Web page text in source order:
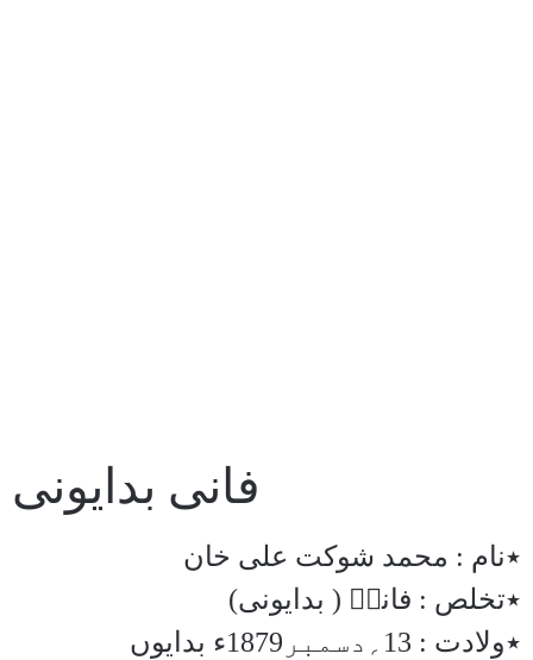
فانی بدایونی
٭نام : محمد شوکت علی خان
٭تخلص : فانیؔ ( بدایونی)
٭ولادت : 13؍دسمبر1879ء بدایوں